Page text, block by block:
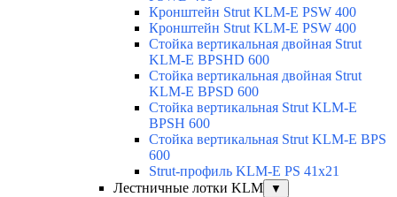
Кронштейн Strut KLM-E PSW 400
Кронштейн Strut KLM-E PSW 400
Стойка вертикальная двойная Strut
KLM-E BPSHD 600
Стойка вертикальная двойная Strut
KLM-E BPSD 600
Стойка вертикальная Strut KLM-E
BPSH 600
Стойка вертикальная Strut KLM-E BPS
600
Strut-профиль KLM-E PS 41x21
Лестничные лотки KLM
▼